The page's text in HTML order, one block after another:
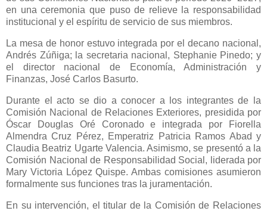
en una ceremonia que puso de relieve la responsabilidad
institucional y el espíritu de servicio de sus miembros.
La mesa de honor estuvo integrada por el decano nacional,
Andrés Zúñiga; la secretaria nacional, Stephanie Pinedo; y
el director nacional de Economía, Administración y
Finanzas, José Carlos Basurto.
Durante el acto se dio a conocer a los integrantes de la
Comisión Nacional de Relaciones Exteriores, presidida por
Óscar Douglas Oré Coronado e integrada por Fiorella
Almendra Cruz Pérez, Emperatriz Patricia Ramos Abad y
Claudia Beatriz Ugarte Valencia. Asimismo, se presentó a la
Comisión Nacional de Responsabilidad Social, liderada por
Mary Victoria López Quispe. Ambas comisiones asumieron
formalmente sus funciones tras la juramentación.
En su intervención, el titular de la Comisión de Relaciones